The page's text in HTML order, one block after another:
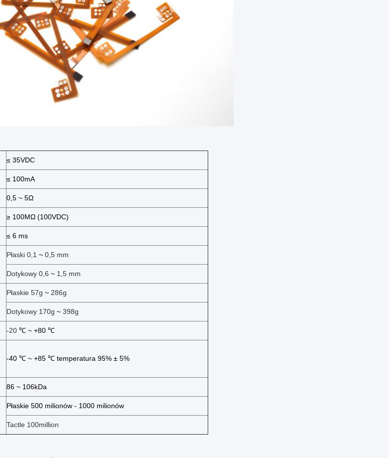
≤ 35VDC
≤ 100mA
0,5 ~ 5Ω
≥ 100MΩ (100VDC)
≤ 6 ms
Płaski 0,1 ~ 0,5 mm
Dotykowy 0,6 ~ 1,5 mm
Płaskie 57g ~ 286g
Dotykowy 170g ~ 398g
-20 ℃ ~ +80 ℃
-40 ℃ ~ +85 ℃ temperatura 95% ± 5%
86 ~ 106kDa
Płaskie 500 milionów - 1000 milionów
Tactle 100million